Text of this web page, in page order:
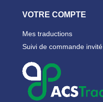
VOTRE COMPTE
Mes traductions
Suivi de commande invité